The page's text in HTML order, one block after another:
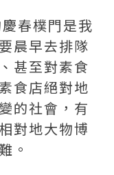
春樸門是我
晨早去排隊
甚至對素食
食店絕對地
的社會，有
對地大物博
。